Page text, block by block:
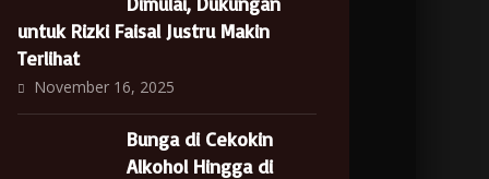
untuk Rizki Faisal Justru Makin
Terlihat
November 16, 2025
Bunga di Cekokin
Alkohol Hingga di